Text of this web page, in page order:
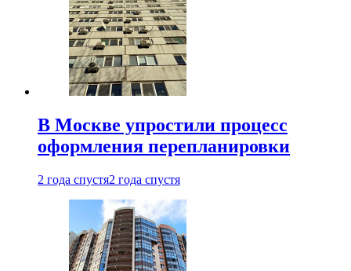
В Москве упростили процесс
оформления перепланировки
2 года спустя2 года спустя